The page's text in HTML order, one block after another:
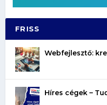
FRISS
Webfejlesztő:
Híres cégek –